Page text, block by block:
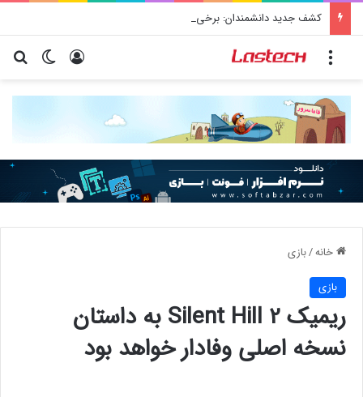
تغییر ورود
خانه/بازی
بازی
ریمیک Silent Hill 2 به داستان
نسخه اصلی وفادار خواهد بود